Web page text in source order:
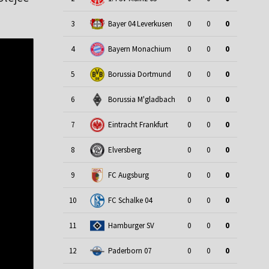
3 Bayer 04 Leverkusen 0 0 0
4 Bayern Monachium 0 0 0
5 Borussia Dortmund 0 0 0
6 Borussia M'gladbach 0 0 0
7 Eintracht Frankfurt 0 0 0
8 Elversberg 0 0 0
9 FC Augsburg 0 0 0
10 FC Schalke 04 0 0 0
11 Hamburger SV 0 0 0
12 Paderborn 07 0 0 0